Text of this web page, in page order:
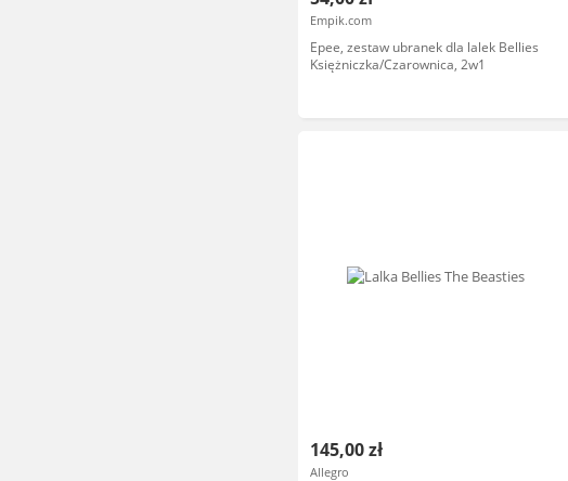
Empik.com
Epee, zestaw ubranek dla lalek Bellies
Księżniczka/Czarownica, 2w1
145,00 zł
Allegro